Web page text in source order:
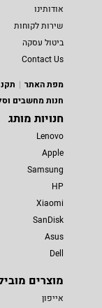
אודותינו
שירות לקוחות
ביטול עסקה
Contact Us
מפת האתר
חנות מחשבים
חנויות מותג
Lenovo
Apple
Samsung
HP
Xiaomi
SanDisk
Asus
Dell
מוצרים
אייפון